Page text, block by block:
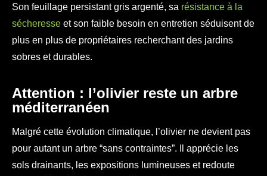
Son feuillage persistant gris argenté, sa résistance à la
sécheresse et son faible besoin en entretien séduisent de
plus en plus de propriétaires recherchant des jardins
sobres et durables.
Attention : l’olivier reste un arbre
méditerranéen
Malgré cette évolution climatique, l’olivier ne devient pas
pour autant un arbre “sans contraintes”. Il apprécie les
sols drainants, les expositions lumineuses et redoute